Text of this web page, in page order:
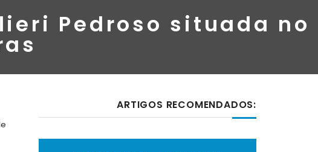
Pedroso situada no
ARTIGOS RECOMENDADOS: